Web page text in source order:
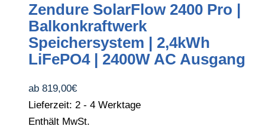
Zendure SolarFlow 2400 Pro |
Balkonkraftwerk
Speichersystem | 2,4kWh
LiFePO4 | 2400W AC Ausgang
ab 819,00€
Lieferzeit: 2 - 4 Werktage
Enthält MwSt.